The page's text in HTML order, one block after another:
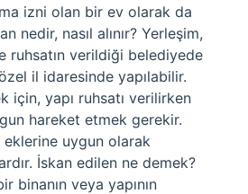
izni olan bir ev olarak da
nedir, nasıl alınır? Yerleşim,
ruhsatın verildiği belediyede
il idaresinde yapılabilir.
için, yapı ruhsatı verilirken
hareket etmek gerekir.
uygun olarak
İskan edilen ne demek?
binanın veya yapının